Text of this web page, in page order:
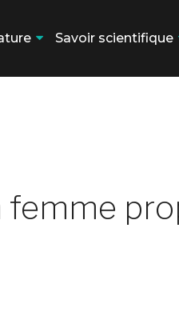
Savoir scientifique
femme